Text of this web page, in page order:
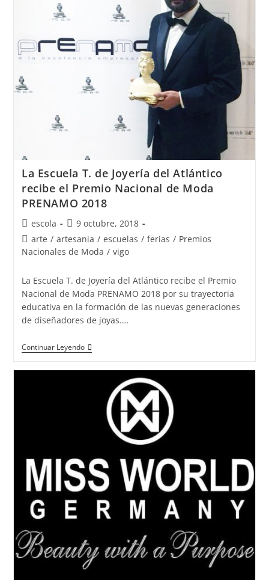
Internacional
«José
La Escuela T. de Joyería del Atlántico
recibe el Premio Nacional de Moda
PRENAMO 2018
Autor
de
la
escola
Publicación
de
la
9 octubre, 2018
Categoría
de
entrada:
arte / artesania / escuelas / ferias / Premios
Nacionales de Moda / vigo
La Escuela T. de Joyería del Atlántico recibe el Premio
Nacional de Moda PRENAMO 2018 por su trayectoria
educativa en la formación de las nuevas generaciones
de diseñadores de joyas.…
Continuar Leyendo
La
Joyería
Atlántico
el
Premio
Nacional
de
PRENAMO
2018